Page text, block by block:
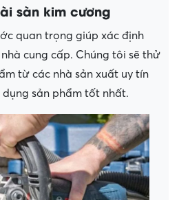
sàn kim cương
quan trọng giúp xác định
cung cấp. Chúng tôi sẽ thử
từ các nhà sản xuất uy tín
sản phẩm tốt nhất.